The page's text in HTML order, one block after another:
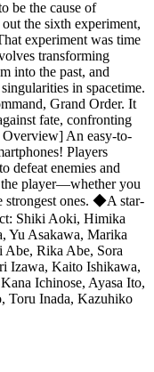
be the cause of
the sixth experiment,
experiment was time
transforming
into the past, and
in spacetime.
Grand Order. It
fate, confronting
An easy-to-
Players
defeat enemies and
the player—whether you
strongest ones. ◆A star-
Shiki Aoki, Himika
Yu Asakawa, Marika
Abe, Rika Abe, Sora
Izawa, Kaito Ishikawa,
Ichinose, Ayasa Ito,
Toru Inada, Kazuhiko